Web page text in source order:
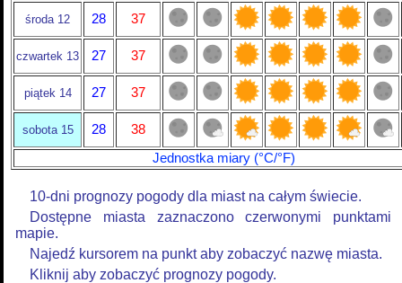
środa 12 28 37
czwartek 13 27 37
piątek 14 27 37
sobota 15 28
38
Jednostka miary (°C/°F)
10-dni prognozy pogody dla miast na całym świecie.
Dostępne miasta zaznaczono czerwonymi punktami
mapie.
Najedź kursorem na punkt aby zobaczyć nazwę miasta.
Kliknij aby zobaczyć prognozy pogody.